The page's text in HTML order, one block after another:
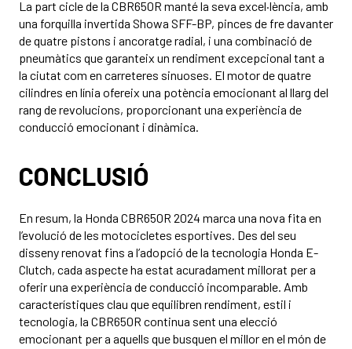
La part cicle de la CBR650R manté la seva excel·lència, amb
una forquilla invertida Showa SFF-BP, pinces de fre davanter
de quatre pistons i ancoratge radial, i una combinació de
pneumàtics que garanteix un rendiment excepcional tant a
la ciutat com en carreteres sinuoses. El motor de quatre
cilindres en línia ofereix una potència emocionant al llarg del
rang de revolucions, proporcionant una experiència de
conducció emocionant i dinàmica.
CONCLUSIÓ
En resum, la Honda CBR650R 2024 marca una nova fita en
l’evolució de les motocicletes esportives. Des del seu
disseny renovat fins a l’adopció de la tecnologia Honda E-
Clutch, cada aspecte ha estat acuradament millorat per a
oferir una experiència de conducció incomparable. Amb
característiques clau que equilibren rendiment, estil i
tecnologia, la CBR650R continua sent una elecció
emocionant per a aquells que busquen el millor en el món de